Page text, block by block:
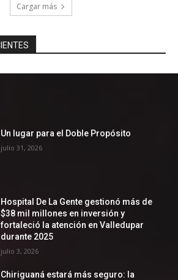
Un lugar para el Doble Propósito
julio 31, 2026
Hospital De La Gente gestionó más de
$38 mil millones en inversión y
fortaleció la atención en Valledupar
durante 2025
julio 3, 2026
Chiriguaná estará más seguro: la